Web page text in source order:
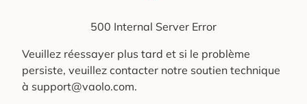
500 Internal Server Error
Veuillez réessayer plus tard et si le problème
persiste, veuillez contacter notre soutien technique
à support@vaolo.com.